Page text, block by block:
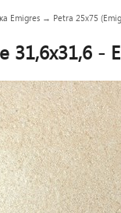
Emigres → Petra 25x75
31,6x31,6 -